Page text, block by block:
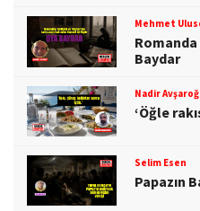
Mehmet
Romanda
Baydar
Nadir
‘Öğle
Selim Esen
Papazın